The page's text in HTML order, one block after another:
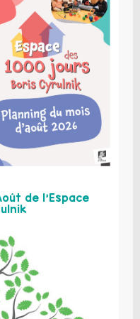
de l’Espace